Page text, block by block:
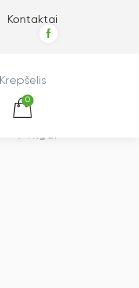
Kontaktai
Krepšelis
0
Atgal